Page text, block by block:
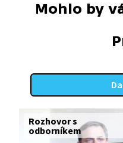
Mohlo by
Rozhovor s
odborníkem